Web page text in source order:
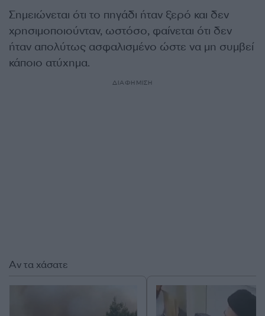
Σημειώνεται ότι το πηγάδι ήταν ξερό και δεν
χρησιμοποιούνταν, ωστόσο, φαίνεται ότι δεν
ήταν απολύτως ασφαλισμένο ώστε να μη συμβεί
κάποιο ατύχημα.
ΔΙΑΦΗΜΙΣΗ
Αν τα χάσατε